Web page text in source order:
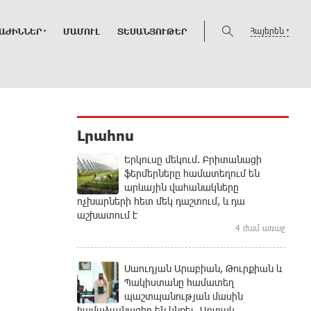
ՄԱՄՈՒԼ ՏԵՍԱՆՅՈՒԹԵՐ Հայերեն
Լրահոս
Երկուսը մեկում. Բրիտանացի
ֆերմերները համատեղում են
արևային վահանակները
ոչխարների հետ մեկ դաշտում, և դա
աշխատում է
4 ժամ առաջ
Սաուդյան Արաբիան, Թուրքիան և
Պակիստանը համատեղ
պաշտպանության մասին